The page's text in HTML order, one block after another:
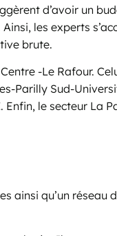
d’avoir un
les experts
brute.
-Le Rafour.
Parilly Sud-
Enfin, le secteur La
ainsi qu’un réseau